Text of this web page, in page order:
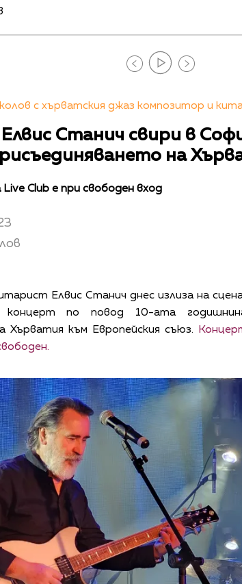
с хърватския джаз композитор и
Станич свири в
на
Club е при свободен вход
Елвис Станич днес излиза на
по повод 10-ата
Хърватия към Европейския съюз.